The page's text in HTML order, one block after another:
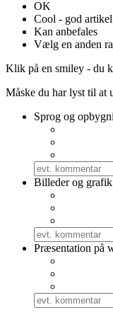
OK
Cool - god artikel
Kan anbefales
Vælg en anden
Klik på en smiley - du
Måske du har lyst til at
Sprog og
Billeder og grafik
Præsentation på